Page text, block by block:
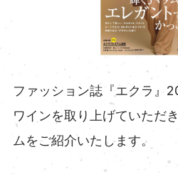
ファッション誌『エクラ』
ワインを取り上げていただ
ムをご紹介いたします。